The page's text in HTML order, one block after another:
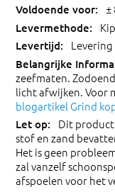
±
zeefmaten.
licht afwijken. Voor
blogartikel Grind
Dit product
stof en zand
Het is geen
zal vanzelf
afspoelen voor het